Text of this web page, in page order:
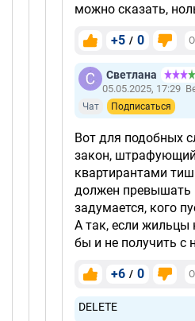
можно сказать,
+5 / 0
Светлана
05.05.2025, 17:29
Чат Подписаться
Вот для подобных
закон,
квартирантами
должен превышать
задумается, кого
А так, если жильцы
бы и не получить с
+6 / 0
DELETE